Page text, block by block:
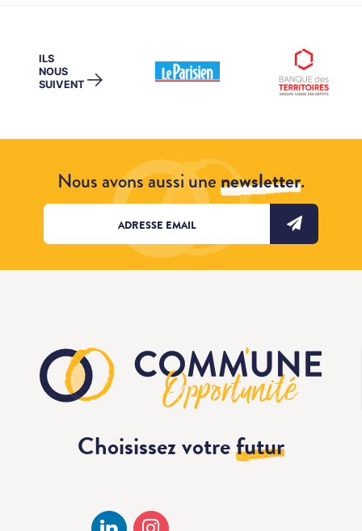
ILS
NOUS
SUIVENT →
Nous avons aussi unenewsletter.
Choisissez votrefutur